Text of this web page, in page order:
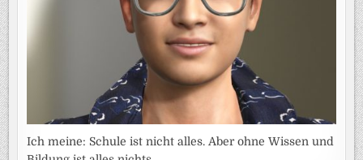
Ich meine: Schule ist nicht alles. Aber ohne Wissen und